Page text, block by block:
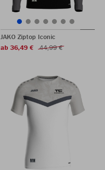
JAKO Ziptop Iconic
ab 36,49 €
44,99 €